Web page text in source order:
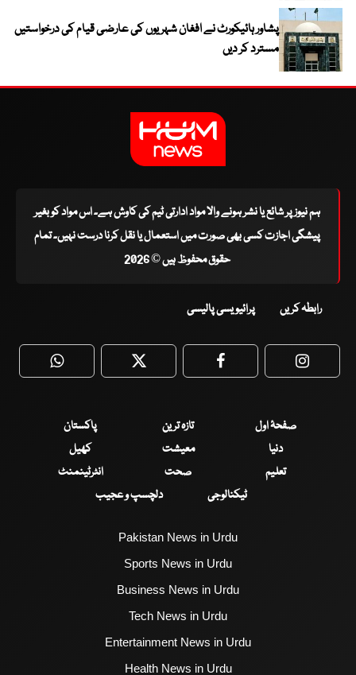
پشاور ہائیکورٹ نے افغان شہریوں کی عارضی قیام کی درخواستیں
مسترد کر دیں
ہم نیوز پر شائع یا نشر ہونے والا مواد ادارتی ٹیم کی کاوش ہے۔ اس مواد کو بغیر
پیشگی اجازت کسی بھی صورت میں استعمال یا نقل کرنا درست نہیں۔ تمام
حقوق محفوظ ہیں © 2026
رابطہ کریں پرائیویسی پالیسی
WhatsApp Twitter Facebook
صفحۂ اول تازہ ترین
پاکستان
دنیا
معیشت
کھیل
تعلیم
صحت
انٹرٹینمنٹ
ٹیکنالوجی
دلچسپ و عجیب
Pakistan News in Urdu
Sports News in Urdu
Business News in Urdu
Tech News in Urdu
Entertainment News in Urdu
Health News in Urdu